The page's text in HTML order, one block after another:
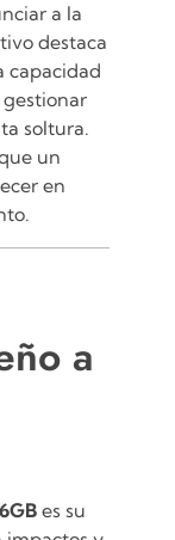
a la
destaca
capacidad
soltura.
un
en
a
es su